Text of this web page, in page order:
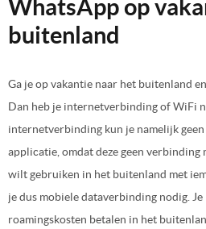
WhatsApp op
buitenland
Ga je op vakantie naar het buitenland
Dan heb je internetverbinding of WiFi
internetverbinding kun je namelijk geen
applicatie, omdat deze geen verbinding
wilt gebruiken in het buitenland met
je dus mobiele dataverbinding nodig. Je
roamingskosten betalen in het